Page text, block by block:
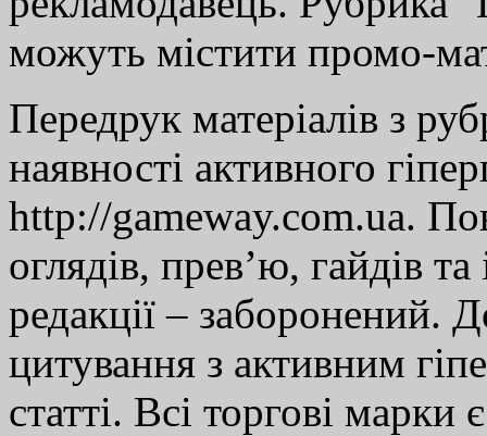
можуть містити промо-
Передрук матеріалів з
наявності активного
http://gameway.com.ua.
оглядів, прев’ю, гайдів
редакції – заборонений.
цитування з активним
статті. Всі торгові марки